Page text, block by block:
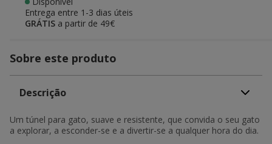
Entrega entre 1-3 dias úteis
GRÁTIS a partir de 49€
Sobre este produto
Descrição
Um túnel para gato, suave e resistente, que convida o seu gato
a explorar, a esconder-se e a divertir-se a qualquer hora do dia.